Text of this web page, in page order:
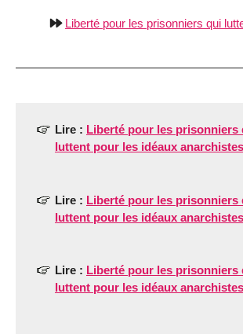
Liberté pour les prisonniers qui
Lire : Liberté pour les prisonniers
luttent pour les idéaux
Lire : Liberté pour les prisonniers
luttent pour les idéaux
Lire : Liberté pour les prisonniers
luttent pour les idéaux